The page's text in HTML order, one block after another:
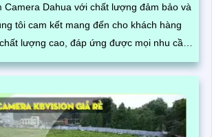
Camera Dahua với chất lượng đảm bảo và
lượng cao, đáp ứng được mọi nhu cầu